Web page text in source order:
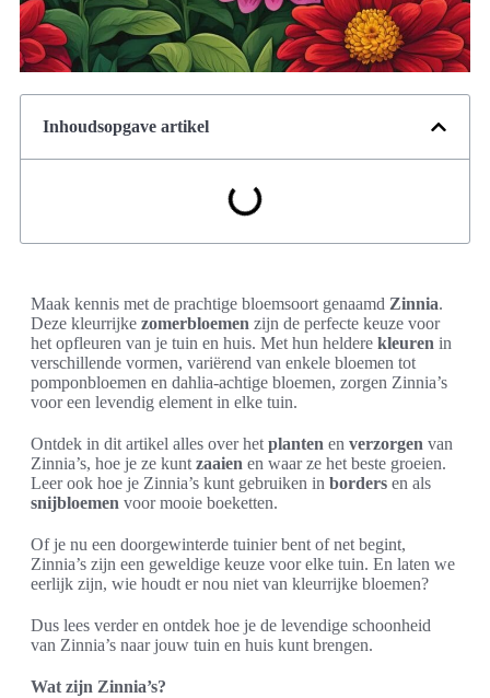
Inhoudsopgave artikel
Maak kennis met de prachtige bloemsoort genaamd Zinnia.
Deze kleurrijke zomerbloemen zijn de perfecte keuze voor
het opfleuren van je tuin en huis. Met hun heldere kleuren in
verschillende vormen, variërend van enkele bloemen tot
pomponbloemen en dahlia-achtige bloemen, zorgen Zinnia’s
voor een levendig element in elke tuin.
Ontdek in dit artikel alles over het planten en verzorgen van
Zinnia’s, hoe je ze kunt zaaien en waar ze het beste groeien.
Leer ook hoe je Zinnia’s kunt gebruiken in borders en als
snijbloemen voor mooie boeketten.
Of je nu een doorgewinterde tuinier bent of net begint,
Zinnia’s zijn een geweldige keuze voor elke tuin. En laten we
eerlijk zijn, wie houdt er nou niet van kleurrijke bloemen?
Dus lees verder en ontdek hoe je de levendige schoonheid
van Zinnia’s naar jouw tuin en huis kunt brengen.
Wat zijn Zinnia’s?